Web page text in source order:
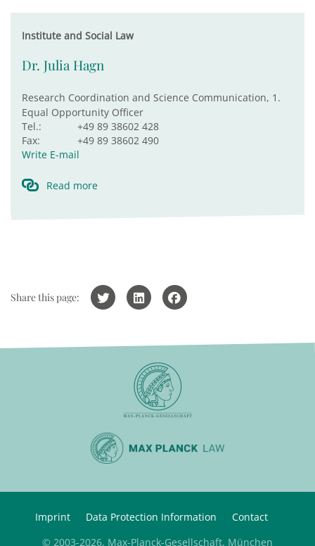
Institute and Social Law
Dr. Julia Hagn
Research Coordination and Science Communication, 1.
Equal Opportunity Officer
Tel.:
+49 89 38602 428
Fax:
+49 89 38602 490
Write E-mail
Read more
Share this page:
Imprint Data Protection Information
Contact
© 2003-2026, Max-Planck-Gesellschaft, München